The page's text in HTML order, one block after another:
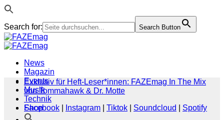
Search for: Search Button
Zum
Inhalt
News
Magazin
Events
Musik
Technik
Shop
Exklusiv für Heft-Leser*innen: FAZEmag In The Mix
von Tommahawk & Dr. Motte
Facebook
Instagram Tiktok Soundcloud
Spotify